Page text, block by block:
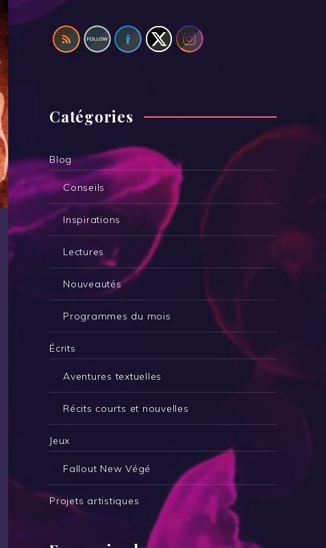
Catégories
Blog
Conseils
Inspirations
Lectures
Nouveautés
Programmes du mois
Écrits
Aventures textuelles
Récits courts et nouvelles
Jeux
Fallout New Végé
Projets artistiques